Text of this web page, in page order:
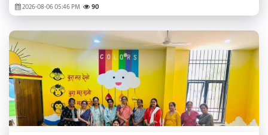
2026-08-06 05:46 PM 90